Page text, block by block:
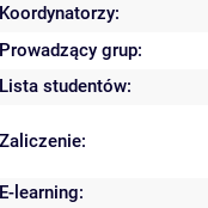
Koordynatorzy:
Prowadzący grup:
Lista studentów:
Zaliczenie:
E-learning: